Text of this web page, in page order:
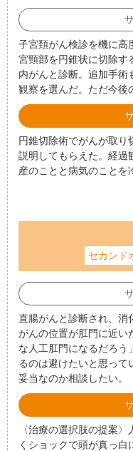
子宮頚がん検診を機に高
宮頸部を円錐状に切除す
内がんと診断。追加手術
観察を選んだ。ただ今後
円錐切除術でがんが取り
説明してもらえた。経過
産のことと病気のことを
セカンド
直腸がんと診断され、消
がんの位置が肛門に近い
な人工肛門になるだろう
るのは避けたいと思って
妥当なのか相談したい。
〈治療の選択肢の提案
くショックで頭が真っ